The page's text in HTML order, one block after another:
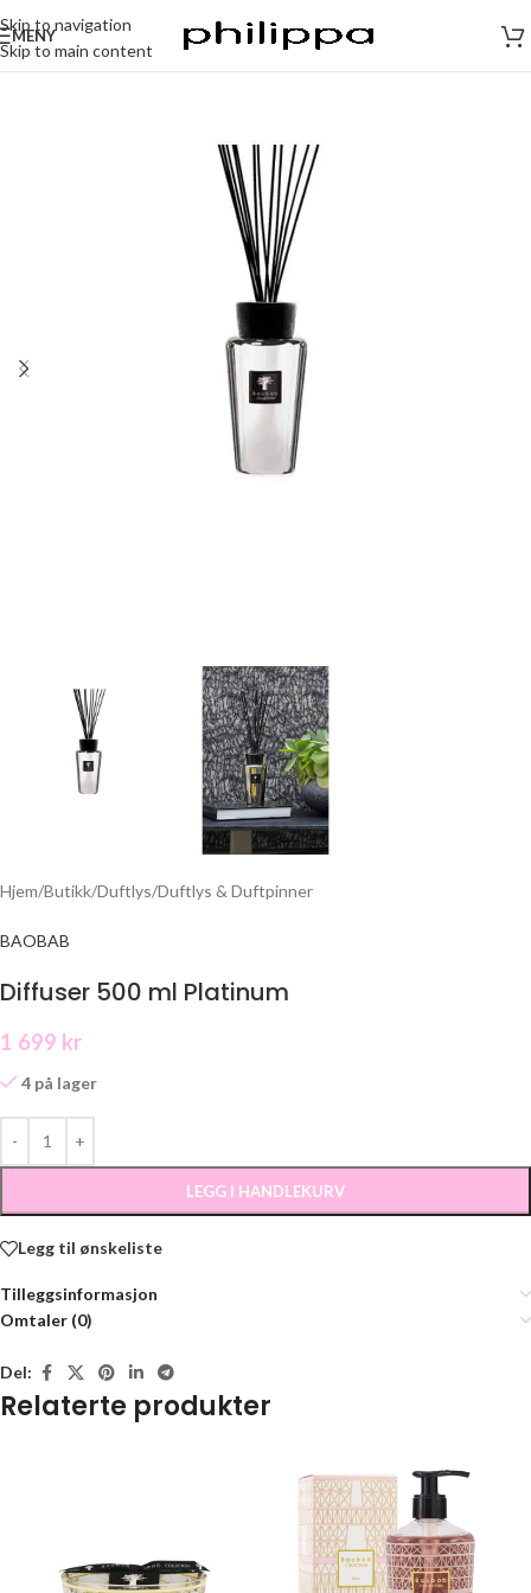
Skip to navigation
Skip to main content
MENY
Hjem/Butikk/Duftlys/Duftlys & Duftpinner
BAOBAB
Diffuser 500 ml Platinum
1 699 kr
4 på lager
LEGG I HANDLEKURV
Legg til ønskeliste
Tilleggsinformasjon
Omtaler (0)
Del:
Relaterte produkter